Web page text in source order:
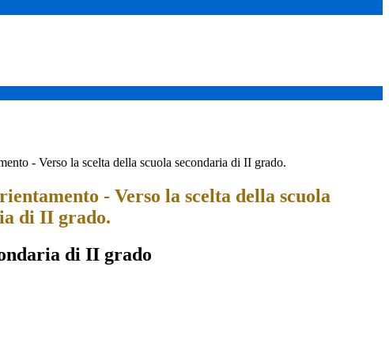
- Verso la scelta della scuola secondaria di II grado.
- Verso la scelta della scuola
di II grado.
di II grado